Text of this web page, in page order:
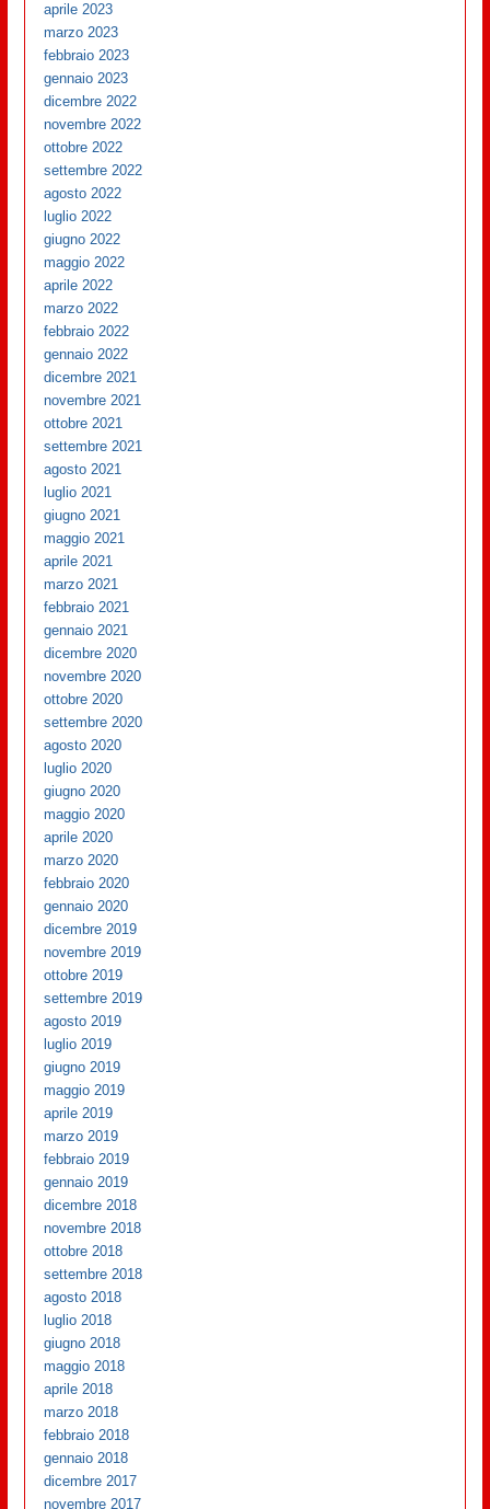
aprile 2023
marzo 2023
febbraio 2023
gennaio 2023
dicembre 2022
novembre 2022
ottobre 2022
settembre 2022
agosto 2022
luglio 2022
giugno 2022
maggio 2022
aprile 2022
marzo 2022
febbraio 2022
gennaio 2022
dicembre 2021
novembre 2021
ottobre 2021
settembre 2021
agosto 2021
luglio 2021
giugno 2021
maggio 2021
aprile 2021
marzo 2021
febbraio 2021
gennaio 2021
dicembre 2020
novembre 2020
ottobre 2020
settembre 2020
agosto 2020
luglio 2020
giugno 2020
maggio 2020
aprile 2020
marzo 2020
febbraio 2020
gennaio 2020
dicembre 2019
novembre 2019
ottobre 2019
settembre 2019
agosto 2019
luglio 2019
giugno 2019
maggio 2019
aprile 2019
marzo 2019
febbraio 2019
gennaio 2019
dicembre 2018
novembre 2018
ottobre 2018
settembre 2018
agosto 2018
luglio 2018
giugno 2018
maggio 2018
aprile 2018
marzo 2018
febbraio 2018
gennaio 2018
dicembre 2017
novembre 2017